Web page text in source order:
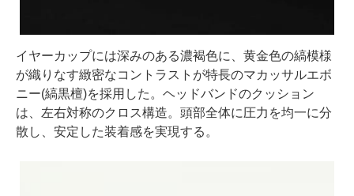
イヤーカップには深みのある濃褐色に、黄金色の縞模様
が織りなす緻密なコントラストが特長のマカッサルエボ
ニー(縞黒檀)を採用した。ヘッドバンドのクッション
は、左右対称のクロス構造。頭部全体に圧力を均一に分
散し、安定した装着感を実現する。